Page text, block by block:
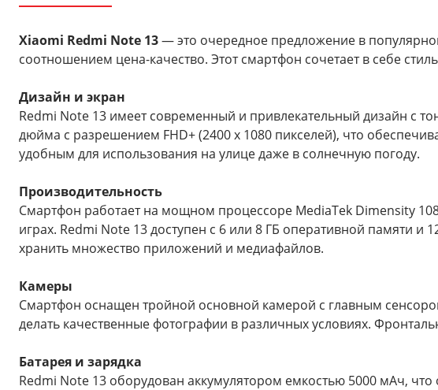
Xiaomi Redmi Note 13— это очередное предложение в
соотношением цена-качество. Этот смартфон сочетает в себе
Дизайн и экран
Redmi Note 13 имеет современный и привлекательный дизайн с
дюйма с разрешением FHD+ (2400 x 1080 пикселей), что
удобным для использования на улице даже в солнечную погоду.
Производительность
Смартфон работает на мощном процессоре MediaTek Dimensity
играх. Redmi Note 13 доступен с 6 или 8 ГБ оперативной памяти и
хранить множество приложений и медиафайлов.
Камеры
Смартфон оснащен тройной основной камерой с главным
делать качественные фотографии в различных условиях.
Батарея и зарядка
Redmi Note 13 оборудован аккумулятором емкостью 5000 мАч,